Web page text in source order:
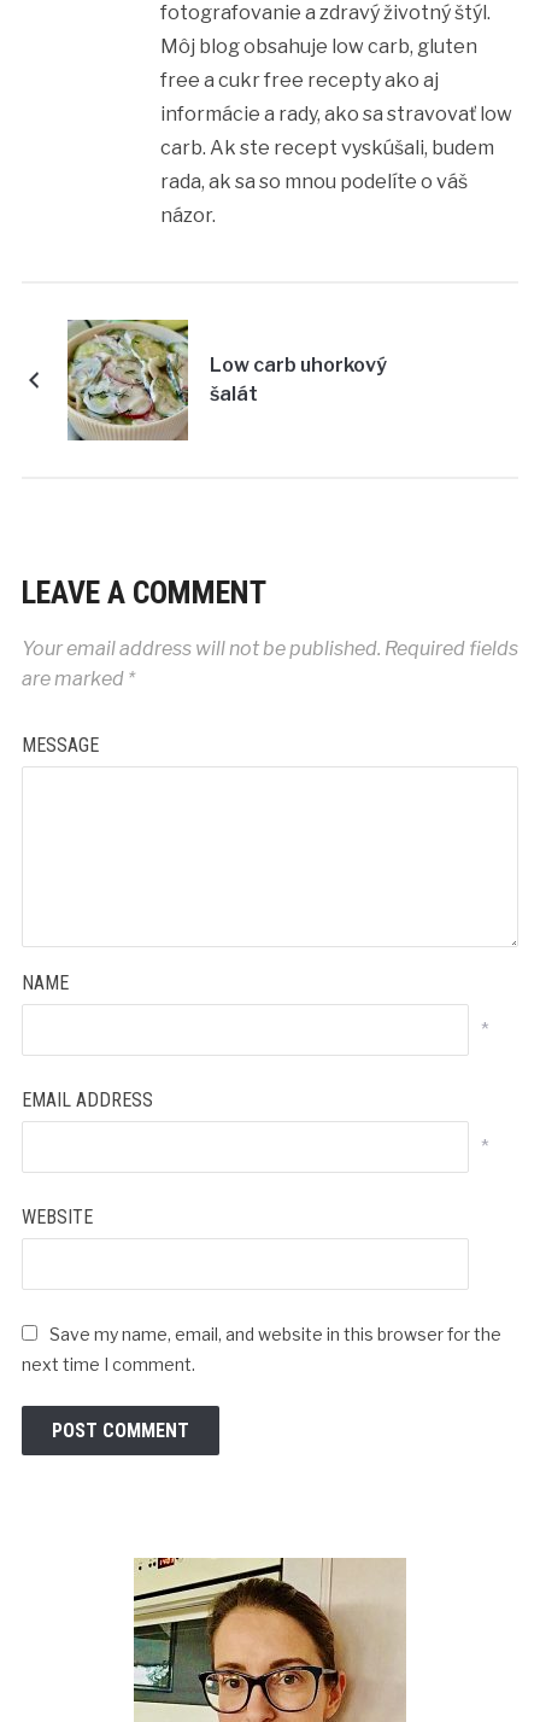
fotografovanie a zdravý životný štýl.
Môj blog obsahuje low carb, gluten
free a cukr free recepty ako aj
informácie a rady, ako sa stravovať low
carb. Ak ste recept vyskúšali, budem
rada, ak sa so mnou podelíte o váš
názor.
Low carb uhorkový
šalát
LEAVE A COMMENT
Your email address will not be published. Required fields
are marked *
MESSAGE
NAME
*
EMAIL ADDRESS
*
WEBSITE
Save my name, email, and website in this browser for the
next time I comment.